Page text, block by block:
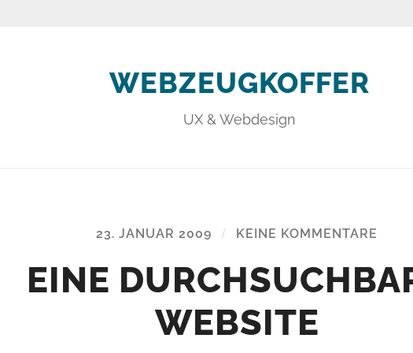
WEBZEUGKOFFER
UX & Webdesign
23. JANUAR 2009 / KEINE KOMMENTARE
EINE
WEBSITE